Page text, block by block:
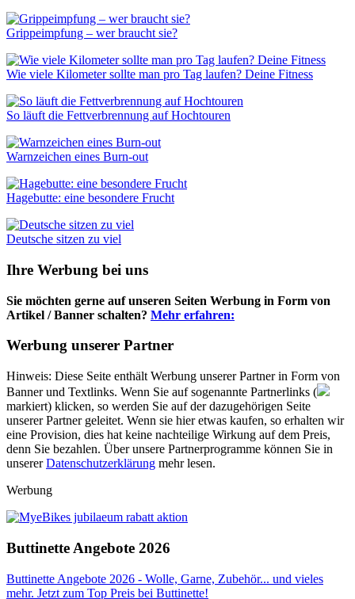
Grippeimpfung – wer braucht sie?
Wie viele Kilometer sollte man pro Tag laufen? Deine Fitness
So läuft die Fettverbrennung auf Hochtouren
Warnzeichen eines Burn-out
Hagebutte: eine besondere Frucht
Deutsche sitzen zu viel
Ihre Werbung bei uns
Sie möchten gerne auf unseren Seiten Werbung in Form von
Artikel / Banner schalten? Mehr erfahren:
Werbung unserer Partner
Hinweis: Diese Seite enthält Werbung unserer Partner in Form von
Banner und Textlinks. Wenn Sie auf sogenannte Partnerlinks (
markiert) klicken, so werden Sie auf der dazugehörigen Seite
unserer Partner geleitet. Wenn sie hier etwas kaufen, so erhalten wir
eine Provision, dies hat keine nachteilige Wirkung auf dem Preis,
denn Sie bezahlen. Über unsere Partnerprogramme können Sie in
unsererDatenschutzerklärung mehr lesen.
Werbung
Buttinette Angebote 2026
Buttinette Angebote 2026 - Wolle, Garne, Zubehör... und vieles
mehr. Jetzt zum Top Preis bei Buttinette!